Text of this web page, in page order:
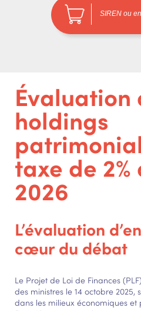
Évaluation
holdings
taxe de 2%
2026
L’évaluation
cœur du débat
Le Projet de Loi de Finances
des ministres le 14 octobre 2025,
dans les milieux économiques et